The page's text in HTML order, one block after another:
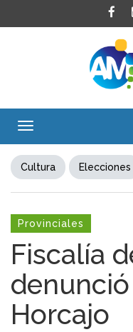
Toggle
Cultura Elecciones
Provinciales
Fiscalía
Horcajo